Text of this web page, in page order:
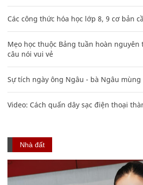
Các công thức hóa học lớp 8, 9 cơ bản
Mẹo học thuộc Bảng tuần hoàn nguyên
câu nói vui vẻ
Sự tích ngày ông Ngâu - bà Ngâu
Video: Cách quấn dây sạc điện thoại
Nhà đất